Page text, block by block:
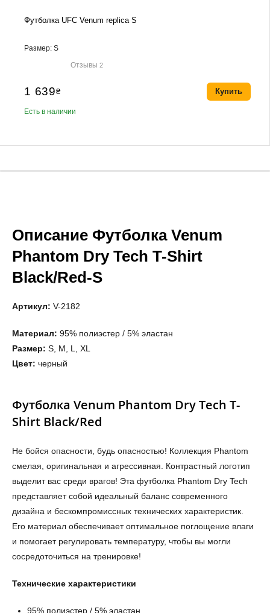
Футболка UFC Venum replica S
Размер: S
Отзывы2
1 639₴
Есть в наличии
Купить
Описание Футболка Venum
Phantom Dry Tech T-Shirt
Black/Red-S
Артикул: V-2182
Материал: 95% полиэстер / 5% эластан
Размер: S, M, L, XL
Цвет: черный
Футболка Venum Phantom Dry Tech T-
Shirt Black/Red
Не бойся опасности, будь опасностью! Коллекция Phantom
смелая, оригинальная и агрессивная. Контрастный логотип
выделит вас среди врагов! Эта футболка Phantom Dry Tech
представляет собой идеальный баланс современного
дизайна и бескомпромиссных технических характеристик.
Его материал обеспечивает оптимальное поглощение влаги
и помогает регулировать температуру, чтобы вы могли
сосредоточиться на тренировке!
Технические характеристики
95% полиэстер / 5% эластан